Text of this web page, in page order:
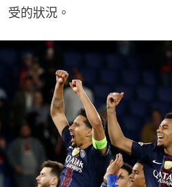
受的狀況。